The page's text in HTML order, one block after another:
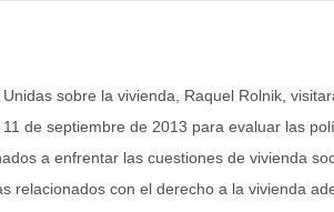
sobre la vivienda, Raquel Rolnik,
de septiembre de 2013 para evaluar las
a enfrentar las cuestiones de vivienda
relacionados con el derecho a la vivienda